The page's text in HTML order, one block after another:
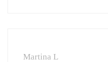
Martina L